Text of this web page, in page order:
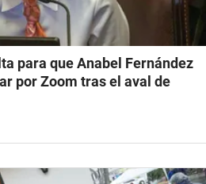
para que Anabel Fernández
por Zoom tras el aval de